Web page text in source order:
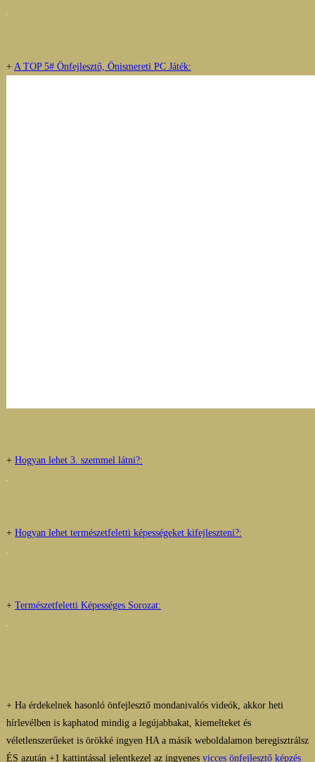
+ A TOP 5# Önfejlesztő, Önismereti PC Játék:
+ Hogyan lehet 3. szemmel látni?:
+ Hogyan lehet természetfeletti képességeket kifejleszteni?:
+ Természetfeletti Képességes Sorozat:
+ Ha érdekelnek hasonló önfejlesztő mondanivalós videók, akkor heti
hírlevélben is kaphatod mindig a legújabbakat, kiemelteket és
véletlenszerűeket is örökké ingyen HA a másik weboldalamon beregisztrálsz
ÉS azután +1 kattintással jelentkezel az ingyenes vicces önfejlesztő képzés